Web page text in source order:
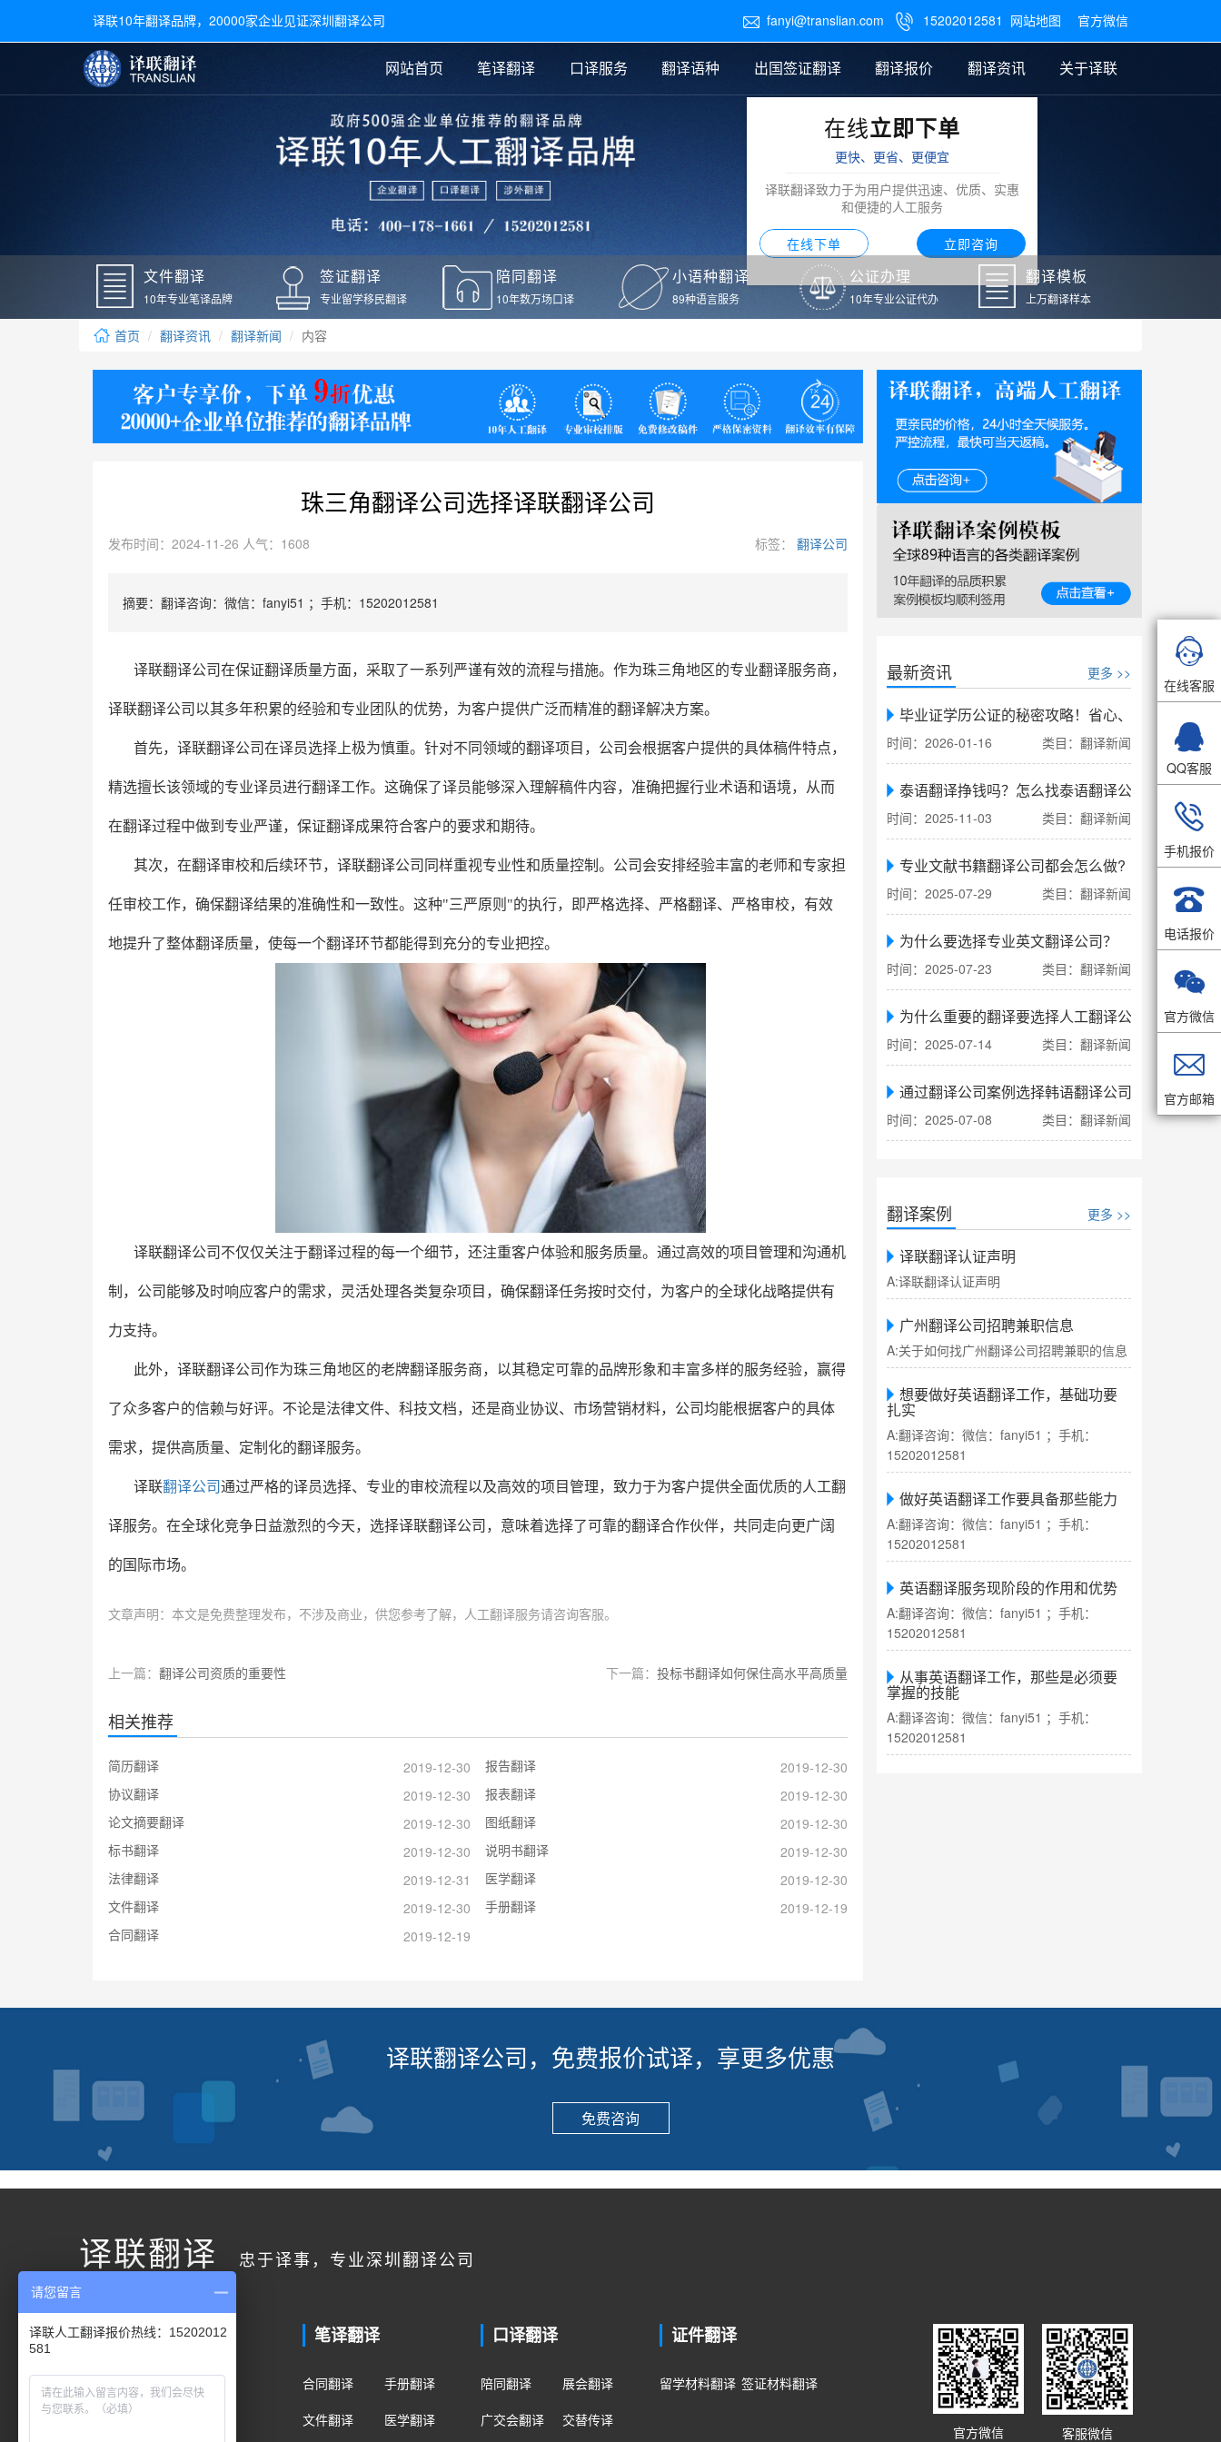
译联10年翻译品牌，20000家企业见证深圳翻译公司  fanyi@translian.com  15202012581 网站地图 官方微信
网站首页 笔译翻译
文件翻译 医学翻译 法律翻译 说明书翻译 图纸翻译
口译服务
广交会翻译 交替传译 同声传译
翻译语种
常用语种翻译
日语翻译
德语翻译
老挝语翻译 泰语翻译
葡萄牙语翻译
出国签证翻译
毕业证翻译
户口本翻译
学位证翻译
身份证翻译
签证材料翻译
银行流水翻译
驾照翻译
疫苗本翻译
新冠疫苗接种证明翻译
核酸检测报告英文版翻
译
翻译报价
笔译翻译报价
证件翻译报价
翻译资讯
公证样本
签证翻译
口译新闻
翻译新闻
关于译联
在线立即下单
更快、更省、更便宜
译联翻译致力于为用户提供迅速、优质、实惠
和便捷的人工服务
在线下单 立即咨询
文件翻译
10年专业笔译品牌
签证翻译
专业留学移民翻译
陪同翻译
10年数万场口译
小语种翻译
89种语言服务
公证办理
10年专业公证代办
翻译模板
上万翻译样本
首页 翻译资讯 翻译新闻 内容
珠三角翻译公司选择译联翻译公司
发布时间：2024-11-26 人气：1608 标签： 翻译公司
摘要：翻译咨询：微信：fanyi51 ；手机：15202012581
译联翻译公司在保证翻译质量方面，采取了一系列严谨有效的流程与措施。作为珠三角地区的专业翻译服务商，
译联翻译公司以其多年积累的经验和专业团队的优势，为客户提供广泛而精准的翻译解决方案。
首先，译联翻译公司在译员选择上极为慎重。针对不同领域的翻译项目，公司会根据客户提供的具体稿件特点，
精选擅长该领域的专业译员进行翻译工作。这确保了译员能够深入理解稿件内容，准确把握行业术语和语境，从而
在翻译过程中做到专业严谨，保证翻译成果符合客户的要求和期待。
其次，在翻译审校和后续环节，译联翻译公司同样重视专业性和质量控制。公司会安排经验丰富的老师和专家担
任审校工作，确保翻译结果的准确性和一致性。这种"三严原则"的执行，即严格选择、严格翻译、严格审校，有效
地提升了整体翻译质量，使每一个翻译环节都能得到充分的专业把控。
译联翻译公司不仅仅关注于翻译过程的每一个细节，还注重客户体验和服务质量。通过高效的项目管理和沟通机
制，公司能够及时响应客户的需求，灵活处理各类复杂项目，确保翻译任务按时交付，为客户的全球化战略提供有
力支持。
此外，译联翻译公司作为珠三角地区的老牌翻译服务商，以其稳定可靠的品牌形象和丰富多样的服务经验，赢得
了众多客户的信赖与好评。不论是法律文件、科技文档，还是商业协议、市场营销材料，公司均能根据客户的具体
需求，提供高质量、定制化的翻译服务。
译联翻译公司通过严格的译员选择、专业的审校流程以及高效的项目管理，致力于为客户提供全面优质的人工翻
译服务。在全球化竞争日益激烈的今天，选择译联翻译公司，意味着选择了可靠的翻译合作伙伴，共同走向更广阔
的国际市场。
文章声明：本文是免费整理发布，不涉及商业，供您参考了解，人工翻译服务请咨询客服。
上一篇： 翻译公司资质的重要性 下一篇： 投标书翻译如何保住高水平高质量
相关推荐
简历翻译 2019-12-30 报告翻译
2019-12-30
协议翻译
2019-12-30 报表翻译
2019-12-30
论文摘要翻译
2019-12-30 图纸翻译
2019-12-30
标书翻译
2019-12-30 说明书翻译
2019-12-30
法律翻译
2019-12-31 医学翻译
2019-12-30
文件翻译
2019-12-30 手册翻译
2019-12-19
合同翻译
2019-12-19
最新资讯 更多 >>
毕业证学历公证的秘密攻略！省心、省力、省时
时间：2026-01-16 类目：翻译新闻
泰语翻译挣钱吗？怎么找泰语翻译公司翻译
时间：2025-11-03 类目：翻译新闻
专业文献书籍翻译公司都会怎么做?
时间：2025-07-29 类目：翻译新闻
为什么要选择专业英文翻译公司？
时间：2025-07-23 类目：翻译新闻
为什么重要的翻译要选择人工翻译公司
时间：2025-07-14 类目：翻译新闻
通过翻译公司案例选择韩语翻译公司
时间：2025-07-08 类目：翻译新闻
翻译案例 更多 >>
译联翻译认证声明
A:译联翻译认证声明
广州翻译公司招聘兼职信息
A:关于如何找广州翻译公司招聘兼职的信息
想要做好英语翻译工作，基础功要
扎实
A:翻译咨询：微信：fanyi51 ；手机：
15202012581
做好英语翻译工作要具备那些能力
A:翻译咨询：微信：fanyi51 ；手机：
15202012581
英语翻译服务现阶段的作用和优势
A:翻译咨询：微信：fanyi51 ；手机：
15202012581
从事英语翻译工作，那些是必须要
掌握的技能
A:翻译咨询：微信：fanyi51 ；手机：
15202012581
译联翻译公司，免费报价试译，享更多优惠
免费咨询
译联翻译 忠于译事，专业深圳翻译公司
联系我们
客户服务
400电话：400-178-1661
笔译翻译
合同翻译
手册翻译
文件翻译
医学翻译
口译翻译
陪同翻译
展会翻译
广交会翻译
交替传译
证件翻译
留学材料翻译 签证材料翻译
客服微信
官方微信

在线客服

QQ客服

手机报价

电话报价

官方微信

官方邮箱
请您留言
译联人工翻译报价热线：15202012
581